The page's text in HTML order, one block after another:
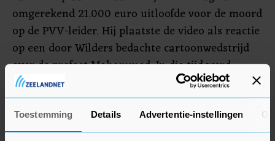
Toestemming Details Advertentie-instellingen
omgerekend 21.000 euro uitloofde voor de moord
op de PVV-leider. Hij plaatste de video als reactie
op een door Wilders bedachte cartoonwedstrijd
over de profeet Mohammed. In die tijd werd
daartegen volop gedemonstreerd in Pakistan.
Medewerking Pakistan